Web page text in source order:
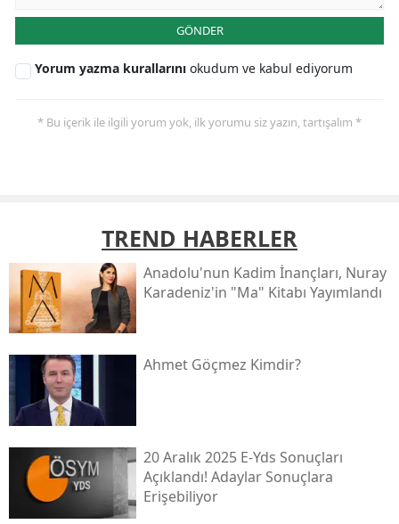
GÖNDER
Yorum yazma kurallarını okudum ve kabul ediyorum
* Bu içerik ile ilgili yorum yok, ilk yorumu siz yazın, tartışalım *
TREND HABERLER
Anadolu'nun Kadim İnançları, Nuray
Karadeniz'in "ma" Kitabı Yayımlandı
Ahmet Göçmez Kimdir?
20 Aralık 2025 E-Yds Sonuçları
Açıklandı! Adaylar Sonuçlara
Erişebiliyor